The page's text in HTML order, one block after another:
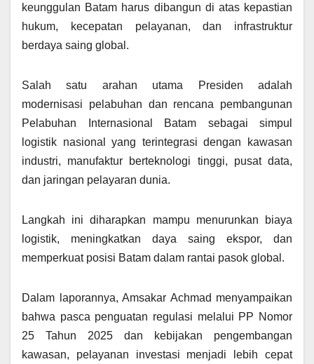
keunggulan Batam harus dibangun di atas kepastian
hukum, kecepatan pelayanan, dan infrastruktur
berdaya saing global.
Salah satu arahan utama Presiden adalah
modernisasi pelabuhan dan rencana pembangunan
Pelabuhan Internasional Batam sebagai simpul
logistik nasional yang terintegrasi dengan kawasan
industri, manufaktur berteknologi tinggi, pusat data,
dan jaringan pelayaran dunia.
Langkah ini diharapkan mampu menurunkan biaya
logistik, meningkatkan daya saing ekspor, dan
memperkuat posisi Batam dalam rantai pasok global.
Dalam laporannya, Amsakar Achmad menyampaikan
bahwa pasca penguatan regulasi melalui PP Nomor
25 Tahun 2025 dan kebijakan pengembangan
kawasan, pelayanan investasi menjadi lebih cepat